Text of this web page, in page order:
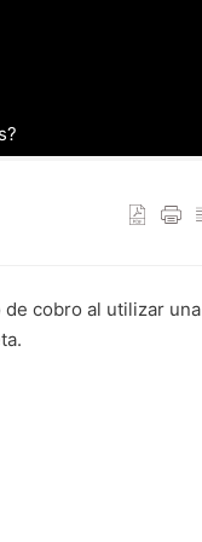
cobro al utilizar una